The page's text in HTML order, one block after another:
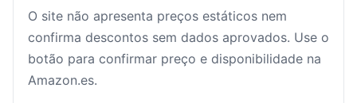
O site não apresenta preços estáticos nem
confirma descontos sem dados aprovados. Use o
botão para confirmar preço e disponibilidade na
Amazon.es.